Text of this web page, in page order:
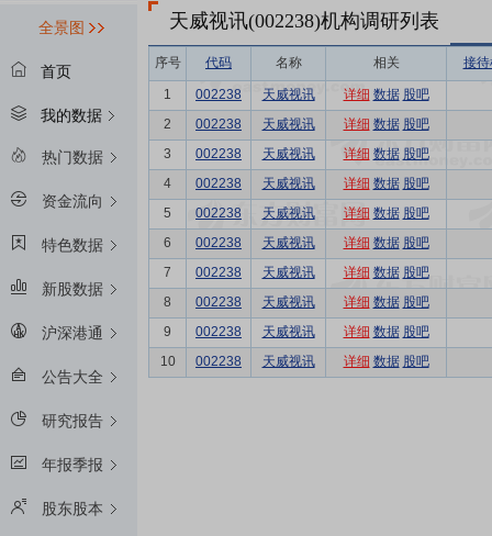
全景图
首页
我的数据
热门数据
资金流向
特色数据
新股数据
沪深港通
公告大全
研究报告
年报季报
股东股本
天威视讯(002238)机构调研列表
序号 代码 名称 相关 接
1 002238 天威视讯 详细 数据 股吧
2
002238 天威视讯 详细 数据 股吧
3
002238 天威视讯 详细 数据 股吧
4
002238 天威视讯 详细 数据 股吧
5
002238 天威视讯 详细 数据 股吧
6
002238 天威视讯 详细 数据 股吧
7
002238 天威视讯 详细 数据 股吧
8
002238 天威视讯 详细 数据 股吧
9
002238 天威视讯 详细 数据 股吧
10
002238 天威视讯 详细 数据 股吧